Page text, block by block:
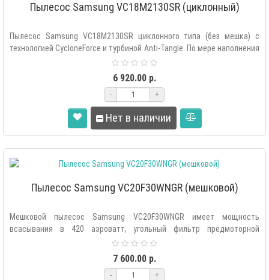
Пылесос Samsung VC18M2130SR (циклонный)
Пылесос Samsung VC18M2130SR циклонного типа (без мешка) с
технологией CycloneForce и турбиной Anti-Tangle. По мере наполнения
6 920.00 р.
- +
Нет в наличии
Пылесос Samsung VC20F30WNGR (мешковой)
Мешковой пылесос Samsung VC20F30WNGR имеет мощность
всасывания в 420 аэроватт, угольный фильтр предмоторной
очистки, циклонный фильтр на ..
7 600.00 р.
- +